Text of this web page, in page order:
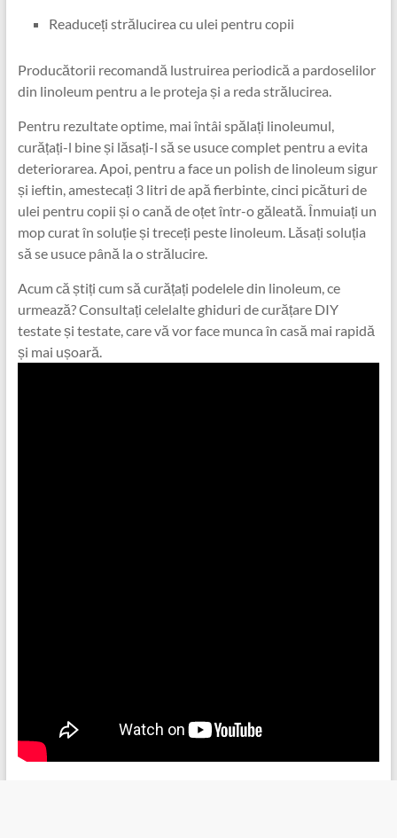
Readuceți strălucirea cu ulei pentru copii
Producătorii recomandă lustruirea periodică a pardoselilor
din linoleum pentru a le proteja și a reda strălucirea.
Pentru rezultate optime, mai întâi spălați linoleumul,
curățați-l bine și lăsați-l să se usuce complet pentru a evita
deteriorarea. Apoi, pentru a face un polish de linoleum sigur
și ieftin, amestecați 3 litri de apă fierbinte, cinci picături de
ulei pentru copii și o cană de oțet într-o găleată. Înmuiați un
mop curat în soluție și treceți peste linoleum. Lăsați soluția
să se usuce până la o strălucire.
Acum că știți cum să curățați podelele din linoleum, ce
urmează? Consultați celelalte ghiduri de curățare DIY
testate și testate, care vă vor face munca în casă mai rapidă
și mai ușoară.